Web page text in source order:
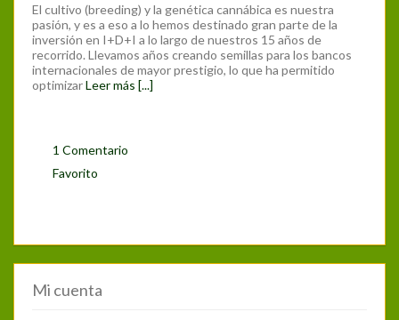
El cultivo (breeding) y la genética cannábica es nuestra
pasión, y es a eso a lo hemos destinado gran parte de la
inversión en I+D+I a lo largo de nuestros 15 años de
recorrido. Llevamos años creando semillas para los bancos
internacionales de mayor prestigio, lo que ha permitido
optimizarLeer más [...]
1 Comentario
Favorito
Mi cuenta